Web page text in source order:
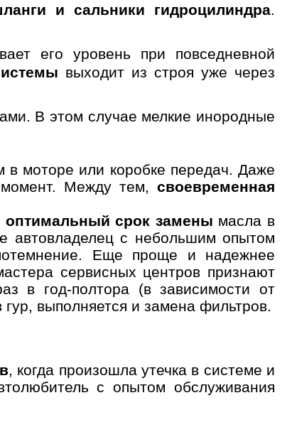
и сальники гидроцилиндра.
его уровень при повседневной
выходит из строя уже через
В этом случае мелкие инородные
в моторе или коробке передач. Даже
момент. Между тем, своевременная
оптимальный срок замены масла в
автовладелец с небольшим опытом
Еще проще и надежнее
сервисных центров признают
в год-полтора (в зависимости от
выполняется и замена фильтров.
, когда произошла утечка в системе и
с опытом обслуживания
Успешная
запись
Далее